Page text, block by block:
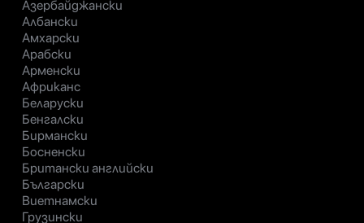
Азербайджански
Албански
Амхарски
Арабски
Арменски
Африканс
Беларуски
Бенгалски
Бирмански
Босненски
Британски английски
Български
Виетнамски
Грузински